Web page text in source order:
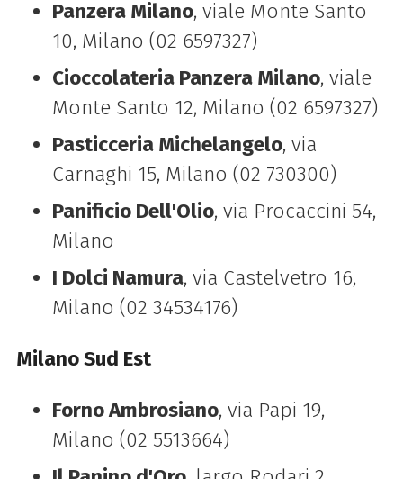
Panzera Milano, viale Monte Santo
10, Milano (02 6597327)
Cioccolateria Panzera Milano, viale
Monte Santo 12, Milano (02 6597327)
Pasticceria Michelangelo, via
Carnaghi 15, Milano (02 730300)
Panificio Dell'Olio, via Procaccini 54,
Milano
I Dolci Namura, via Castelvetro 16,
Milano (02 34534176)
Milano Sud Est
Forno Ambrosiano, via Papi 19,
Milano (02 5513664)